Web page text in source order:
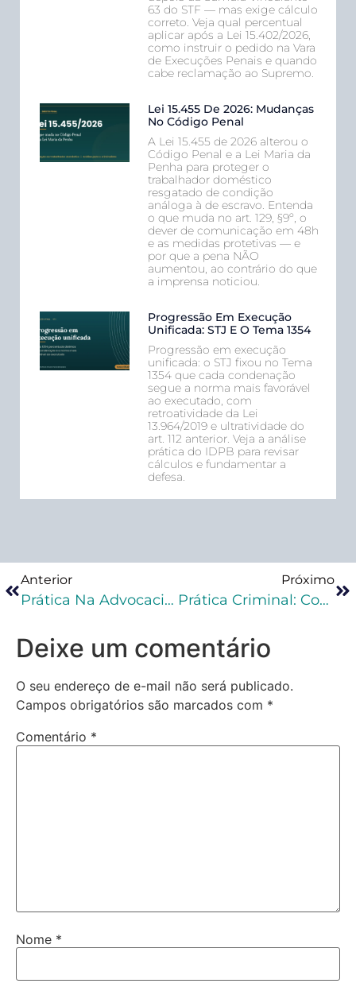
63 do STF — mas exige cálculo
correto. Veja qual percentual
aplicar após a Lei 15.402/2026,
como instruir o pedido na Vara
de Execuções Penais e quando
cabe reclamação ao Supremo.
Lei 15.455 De 2026: Mudanças
No Código Penal
A Lei 15.455 de 2026 alterou o
Código Penal e a Lei Maria da
Penha para proteger o
trabalhador doméstico
resgatado de condição
análoga à de escravo. Entenda
o que muda no art. 129, §9º, o
dever de comunicação em 48h
e as medidas protetivas — e
por que a pena NÃO
aumentou, ao contrário do que
a imprensa noticiou.
Progressão Em Execução
Unificada: STJ E O Tema 1354
Progressão em execução
unificada: o STJ fixou no Tema
1354 que cada condenação
segue a norma mais favorável
ao executado, com
retroatividade da Lei
13.964/2019 e ultratividade do
art. 112 anterior. Veja a análise
prática do IDPB para revisar
cálculos e fundamentar a
defesa.
Anterior
Prática Na Advocacia Criminal: 5 Erros Que Cometi No Início Da Advocacia Criminal
Próximo
Prática Criminal: Como O Advogado Deve Atuar Na Delegacia?
Deixe um comentário
O seu endereço de e-mail não será publicado.
Campos obrigatórios são marcados com *
Comentário *
Nome *